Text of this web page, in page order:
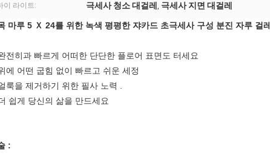
이 라이트: 극세사 청소 대걸레 , 극세사 지면 대걸레
마루 5 Ｘ 24를 위한 녹색 평평한 쟈카드 초극세사 구성 분진 자루 걸레
전히과 빠르게 어떠한 단단한 플로어 표면도 터세요
에 어떤 굽힘 없이 빠르고 쉬운 세정
룩을 제거하기 위한 필사 노력 .
쉽게 당신의 삶을 만드세요
: